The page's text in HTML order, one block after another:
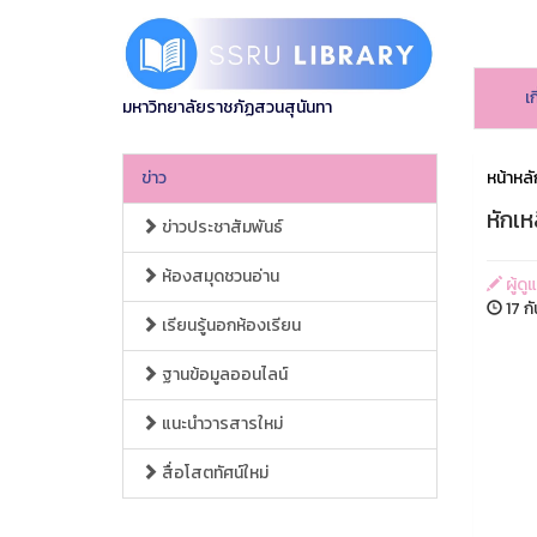
มหาวิทยาลัยราชภัฏสวนสุนันทา
ข่าว
ข่าวประชาสัมพันธ์
ห้องสมุดชวนอ่าน
เรียนรู้นอกห้องเรียน
ฐานข้อมูลออนไลน์
แนะนำวารสารใหม่
สื่อโสตทัศน์ใหม่
หน้าห
หักเ
ผู้ดูแ
17